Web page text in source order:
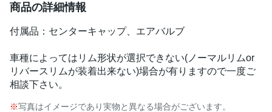
商品の詳細情報
付属品：センターキャップ、エアバルブ
車種によってはリム形状が選択できない(ノーマルリムor
リバースリムが装着出来ない)場合が有りますので一度ご
相談下さい。
写真はイメージであり実物と異なる場合がございます。